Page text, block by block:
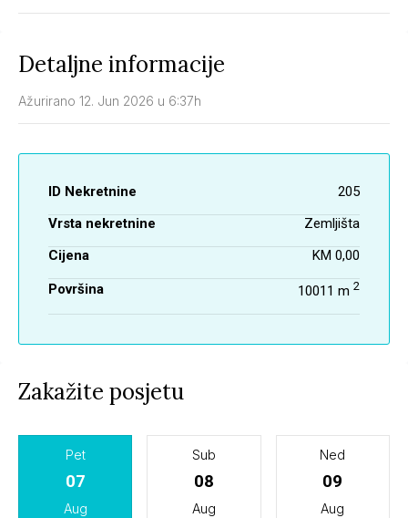
Detaljne informacije
Ažurirano 12. Jun 2026 u 6:37h
ID Nekretnine
205
Vrsta nekretnine
Zemljišta
Cijena
KM 0,00
Površina 10011 m 2
Zakažite posjetu
Pet
07
Aug
Sub
08
Aug
Ned
09
Aug